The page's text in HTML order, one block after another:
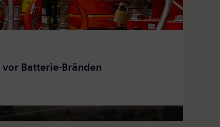
Batterie-Bränden
der Energieinfrastruktur...